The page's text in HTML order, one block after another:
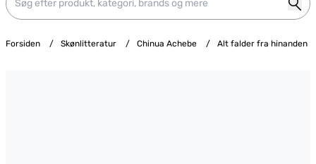
Forsiden / Skønlitteratur / Chinua Achebe / Alt falder fra hinanden